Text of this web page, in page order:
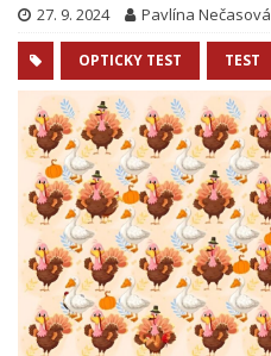
27. 9. 2024 Pavlína Nečasová
OPTICKY TEST TEST